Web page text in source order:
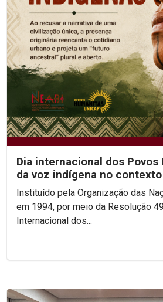
Dia internacional dos Povos
da voz indígena no
Instituído pela Organização das
em 1994, por meio da Resolução
Internacional dos...